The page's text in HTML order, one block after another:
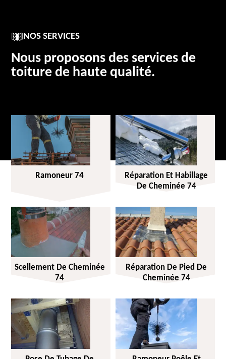
NOS SERVICES
Nous proposons des services de
toiture de haute qualité.
Ramoneur 74
Réparation Et Habillage
De Cheminée 74
Scellement De Cheminée
74
Réparation De Pied De
Cheminée 74